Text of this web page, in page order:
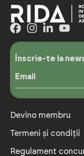
Înscrie-te la
Email
Devino membru
Termeni și condiții
Regulament